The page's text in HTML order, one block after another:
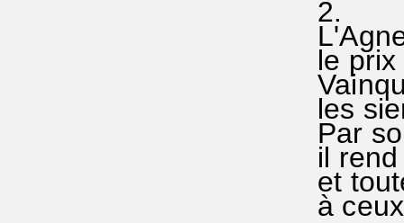
2.
le
les
Par
il
et
à